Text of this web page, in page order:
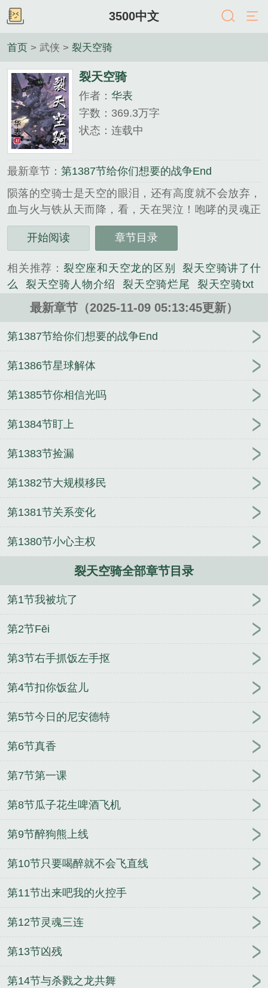
3500中文
首页 > 武侠 > 裂天空骑
裂天空骑
作者： 华表
字数：369.3万字
状态：连载中
最新章节： 第1387节给你们想要的战争End
陨落的空骑士是天空的眼泪，还有高度就不会放弃，
血与火与铁从天而降，看，天在哭泣！咆哮的灵魂正
腾空而起！...
《裂天空骑》是华表精心创作的武侠类小说。
开始阅读 章节目录
相关推荐： 裂空座和天空龙的区别
裂天空骑讲了什
么
裂天空骑人物介绍 裂天空骑烂尾
裂天空骑txt
裂天空骑百度百科
裂天空骑起点中文网 裂空改装推
裂空台词 裂天空骑笔趣阁 天空裂痕
裂天空骑
林默娶了谁
裂天空骑女主 裂天空骑TXT百度
骑裂
的
裂空测评 裂天空骑林默结局是什么
裂空斩是谁
骑起点 裂空是什么意思
裂天空骑林
华表 知轩藏书
裂天空骑 华表
txt
裂天空骑百度
裂
空百度百科
裂天空骑免费阅读
裂天空骑txt精校版
裂天空骑八零
裂空座百度百科
裂天空骑有林默么
有林默吗 裂天空骑 华表林莫
裂天空
裂天空骑 华表 裂空骑士能扔几次
裂天空骑TXT资
裂天空骑笔趣阁无弹窗 裂天空骑介绍
最新章节（2025-11-09 05:13:45更新）
第1387节给你们想要的战争End
第1386节星球解体
第1385节你相信光吗
第1384节盯上
第1383节捡漏
第1382节大规模移民
第1381节关系变化
第1380节小心主权
裂天空骑全部章节目录
第1节我被坑了
第2节Fēi
第3节右手抓饭左手抠
第4节扣你饭盆儿
第5节今日的尼安德特
第6节真香
第7节第一课
第8节瓜子花生啤酒飞机
第9节醉狗熊上线
第10节只要喝醉就不会飞直线
第11节出来吧我的火控手
第12节灵魂三连
第13节凶残
第14节与杀戮之龙共舞